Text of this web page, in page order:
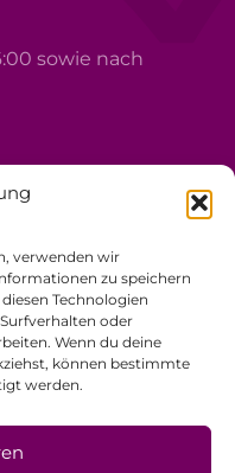
verwenden wir
zu speichern
Technologien
oder
Wenn du deine
können bestimmte
werden.
sowie nach